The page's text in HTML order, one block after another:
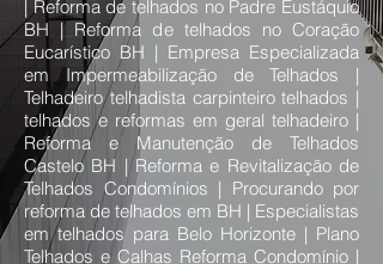
| Reforma de telhados no Padre Eustáquio
BH | Reforma de telhados no Coração
Eucarístico BH | Empresa Especializada
em Impermeabilização de Telhados |
Telhadeiro telhadista carpinteiro telhados |
telhados e reformas em geral telhadeiro |
Reforma e Manutenção de Telhados
Castelo BH | Reforma e Revitalização de
Telhados Condomínios | Procurando por
reforma de telhados em BH | Especialistas
em telhados para Belo Horizonte | Plano
Telhados e Calhas Reforma Condomínio |